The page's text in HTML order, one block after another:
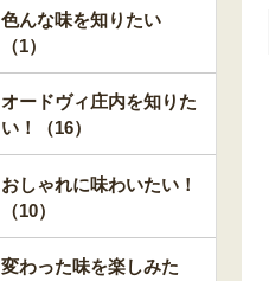
色んな味を知りたい
（1）
オードヴィ庄内を知りた
い！（16）
おしゃれに味わいたい！
（10）
変わった味を楽しみた